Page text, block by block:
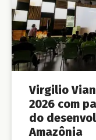
Virgilio
2026 com
do
Amazônia